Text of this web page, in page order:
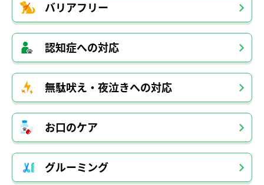
バリアフリー
認知症への対応
無駄吠え・夜泣きへの対応
お口のケア
グルーミング